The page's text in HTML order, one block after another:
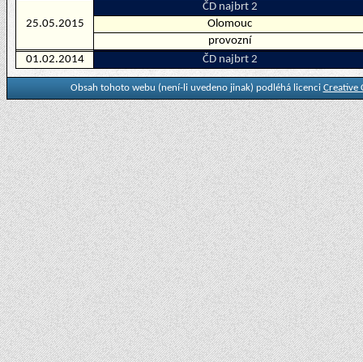
25.05.2015
ČD najbrt 2
Olomouc
provozní
01.02.2014
ČD najbrt 2
Obsah tohoto webu (není-li uvedeno jinak) podléhá licenci Creative